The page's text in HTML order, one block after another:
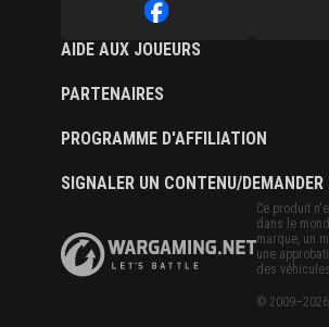
AIDE AUX JOUEURS
PARTENAIRES
PROGRAMME D'AFFILIATION
SIGNALER UN CONTENU/DEMANDER
Ce produit
dans le
marque, un
une
des
© 2009–2026